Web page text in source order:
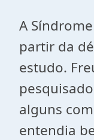
A
partir da
estudo.
alguns
entendia